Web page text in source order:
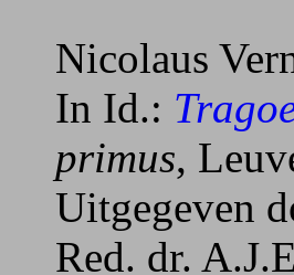
Nicolaus
In Id.:
primus,
Uitgegeven
Red. dr.